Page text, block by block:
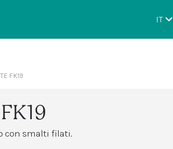
IT
FK19
con smalti filati.